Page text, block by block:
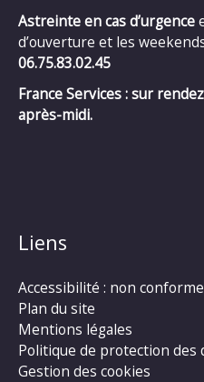
Astreinte en cas d’urgence
d’ouverture et les
06.75.83.02.45
France Services : sur
après-midi.
Liens
Accessibilité : non conforme
Plan du site
Mentions légales
Politique de protection des
Gestion des cookies